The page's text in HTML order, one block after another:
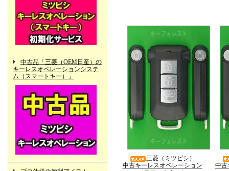
中古品「三菱（OEM日産）の
キーレスオペレーションシステ
ム（スマートキー）」
三菱（ミツビシ）
中古キーレスオペレーション
中古